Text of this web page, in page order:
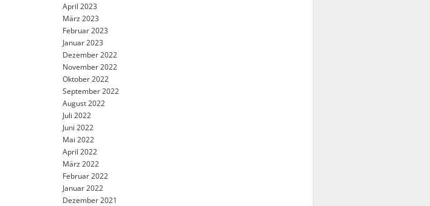
April 2023
März 2023
Februar 2023
Januar 2023
Dezember 2022
November 2022
Oktober 2022
September 2022
August 2022
Juli 2022
Juni 2022
Mai 2022
April 2022
März 2022
Februar 2022
Januar 2022
Dezember 2021